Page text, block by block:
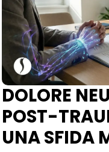
DOLORE
POST-
UNA SFIDA